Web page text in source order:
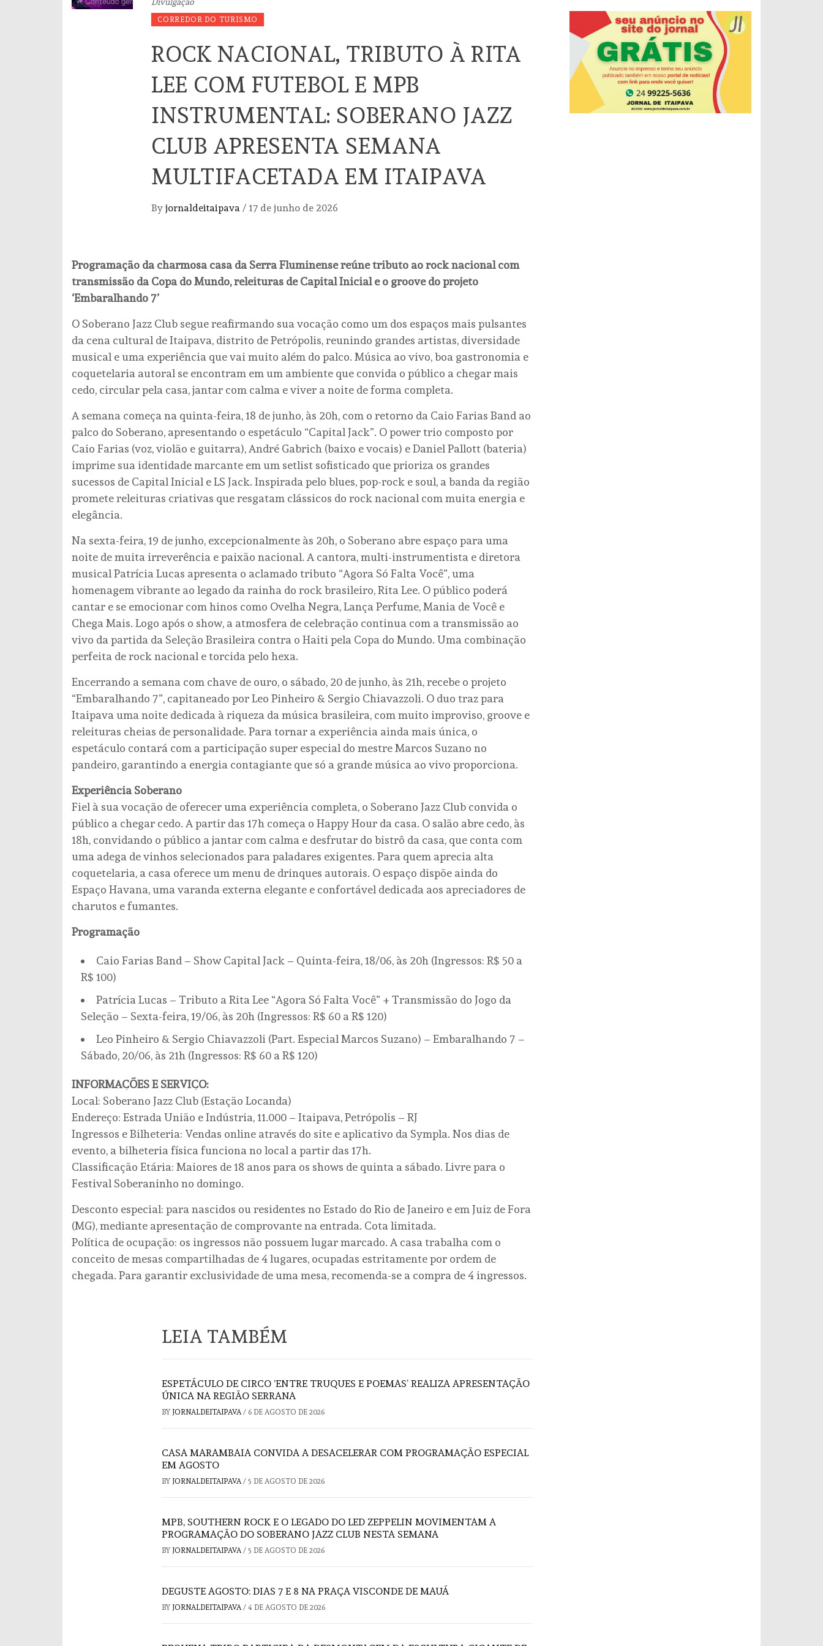
CORREDOR DO TURISMO
ROCK NACIONAL, TRIBUTO À RITA
LEE COM FUTEBOL E MPB
INSTRUMENTAL: SOBERANO JAZZ
CLUB APRESENTA SEMANA
MULTIFACETADA EM ITAIPAVA
By jornaldeitaipava / 17 de junho de 2026
Programação da charmosa casa da Serra Fluminense reúne tributo ao rock nacional com
transmissão da Copa do Mundo, releituras de Capital Inicial e o groove do projeto
‘Embaralhando 7’
O Soberano Jazz Club segue reafirmando sua vocação como um dos espaços mais pulsantes
da cena cultural de Itaipava, distrito de Petrópolis, reunindo grandes artistas, diversidade
musical e uma experiência que vai muito além do palco. Música ao vivo, boa gastronomia e
coquetelaria autoral se encontram em um ambiente que convida o público a chegar mais
cedo, circular pela casa, jantar com calma e viver a noite de forma completa.
A semana começa na quinta-feira, 18 de junho, às 20h, com o retorno da Caio Farias Band ao
palco do Soberano, apresentando o espetáculo “Capital Jack”. O power trio composto por
Caio Farias (voz, violão e guitarra), André Gabrich (baixo e vocais) e Daniel Pallott (bateria)
imprime sua identidade marcante em um setlist sofisticado que prioriza os grandes
sucessos de Capital Inicial e LS Jack. Inspirada pelo blues, pop-rock e soul, a banda da região
promete releituras criativas que resgatam clássicos do rock nacional com muita energia e
elegância.
Na sexta-feira, 19 de junho, excepcionalmente às 20h, o Soberano abre espaço para uma
noite de muita irreverência e paixão nacional. A cantora, multi-instrumentista e diretora
musical Patrícia Lucas apresenta o aclamado tributo “Agora Só Falta Você”, uma
homenagem vibrante ao legado da rainha do rock brasileiro, Rita Lee. O público poderá
cantar e se emocionar com hinos como Ovelha Negra, Lança Perfume, Mania de Você e
Chega Mais. Logo após o show, a atmosfera de celebração continua com a transmissão ao
vivo da partida da Seleção Brasileira contra o Haiti pela Copa do Mundo. Uma combinação
perfeita de rock nacional e torcida pelo hexa.
Encerrando a semana com chave de ouro, o sábado, 20 de junho, às 21h, recebe o projeto
“Embaralhando 7”, capitaneado por Leo Pinheiro & Sergio Chiavazzoli. O duo traz para
Itaipava uma noite dedicada à riqueza da música brasileira, com muito improviso, groove e
releituras cheias de personalidade. Para tornar a experiência ainda mais única, o
espetáculo contará com a participação super especial do mestre Marcos Suzano no
pandeiro, garantindo a energia contagiante que só a grande música ao vivo proporciona.
Experiência Soberano
Fiel à sua vocação de oferecer uma experiência completa, o Soberano Jazz Club convida o
público a chegar cedo. A partir das 17h começa o Happy Hour da casa. O salão abre cedo, às
18h, convidando o público a jantar com calma e desfrutar do bistrô da casa, que conta com
uma adega de vinhos selecionados para paladares exigentes. Para quem aprecia alta
coquetelaria, a casa oferece um menu de drinques autorais. O espaço dispõe ainda do
Espaço Havana, uma varanda externa elegante e confortável dedicada aos apreciadores de
charutos e fumantes.
Programação
Caio Farias Band – Show Capital Jack – Quinta-feira, 18/06, às 20h (Ingressos: R$ 50 a
R$ 100)
Patrícia Lucas – Tributo a Rita Lee “Agora Só Falta Você” + Transmissão do Jogo da
Seleção – Sexta-feira, 19/06, às 20h (Ingressos: R$ 60 a R$ 120)
Leo Pinheiro & Sergio Chiavazzoli (Part. Especial Marcos Suzano) – Embaralhando 7 –
Sábado, 20/06, às 21h (Ingressos: R$ 60 a R$ 120)
INFORMAÇÕES E SERVIÇO:
Local: Soberano Jazz Club (Estação Locanda)
Endereço: Estrada União e Indústria, 11.000 – Itaipava, Petrópolis – RJ
Ingressos e Bilheteria: Vendas online através do site e aplicativo da Sympla. Nos dias de
evento, a bilheteria física funciona no local a partir das 17h.
Classificação Etária: Maiores de 18 anos para os shows de quinta a sábado. Livre para o
Festival Soberaninho no domingo.
Desconto especial: para nascidos ou residentes no Estado do Rio de Janeiro e em Juiz de Fora
(MG), mediante apresentação de comprovante na entrada. Cota limitada.
Política de ocupação: os ingressos não possuem lugar marcado. A casa trabalha com o
conceito de mesas compartilhadas de 4 lugares, ocupadas estritamente por ordem de
chegada. Para garantir exclusividade de uma mesa, recomenda-se a compra de 4 ingressos.
LEIA TAMBÉM
ESPETÁCULO DE CIRCO ‘ENTRE TRUQUES E POEMAS’ REALIZA APRESENTAÇÃO
ÚNICA NA REGIÃO SERRANA
BY JORNALDEITAIPAVA / 6 DE AGOSTO DE 2026
CASA MARAMBAIA CONVIDA A DESACELERAR COM PROGRAMAÇÃO ESPECIAL
EM AGOSTO
BY JORNALDEITAIPAVA / 5 DE AGOSTO DE 2026
MPB, SOUTHERN ROCK E O LEGADO DO LED ZEPPELIN MOVIMENTAM A
PROGRAMAÇÃO DO SOBERANO JAZZ CLUB NESTA SEMANA
BY JORNALDEITAIPAVA / 5 DE AGOSTO DE 2026
DEGUSTE AGOSTO: DIAS 7 E 8 NA PRAÇA VISCONDE DE MAUÁ
BY JORNALDEITAIPAVA / 4 DE AGOSTO DE 2026